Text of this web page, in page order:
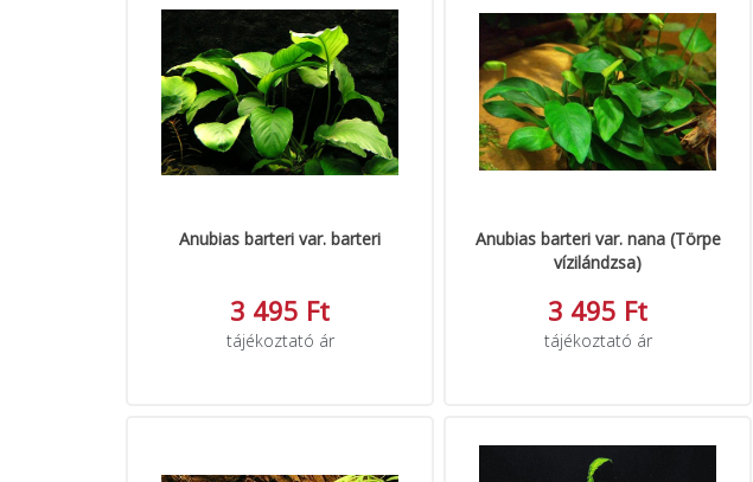
Anubias barteri var. barteri
3 495 Ft
tájékoztató ár
Anubias barteri var. nana (Törpe
vízilándzsa)
3 495 Ft
tájékoztató ár